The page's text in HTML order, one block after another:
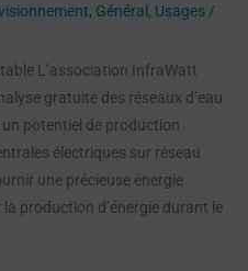
, Général , Usages /
L’association InfraWatt
gratuite des réseaux d’eau
un potentiel de production
électriques sur réseau
une précieuse énergie
production d’énergie durant le